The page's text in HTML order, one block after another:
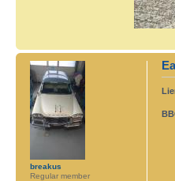
breakus
Regular member